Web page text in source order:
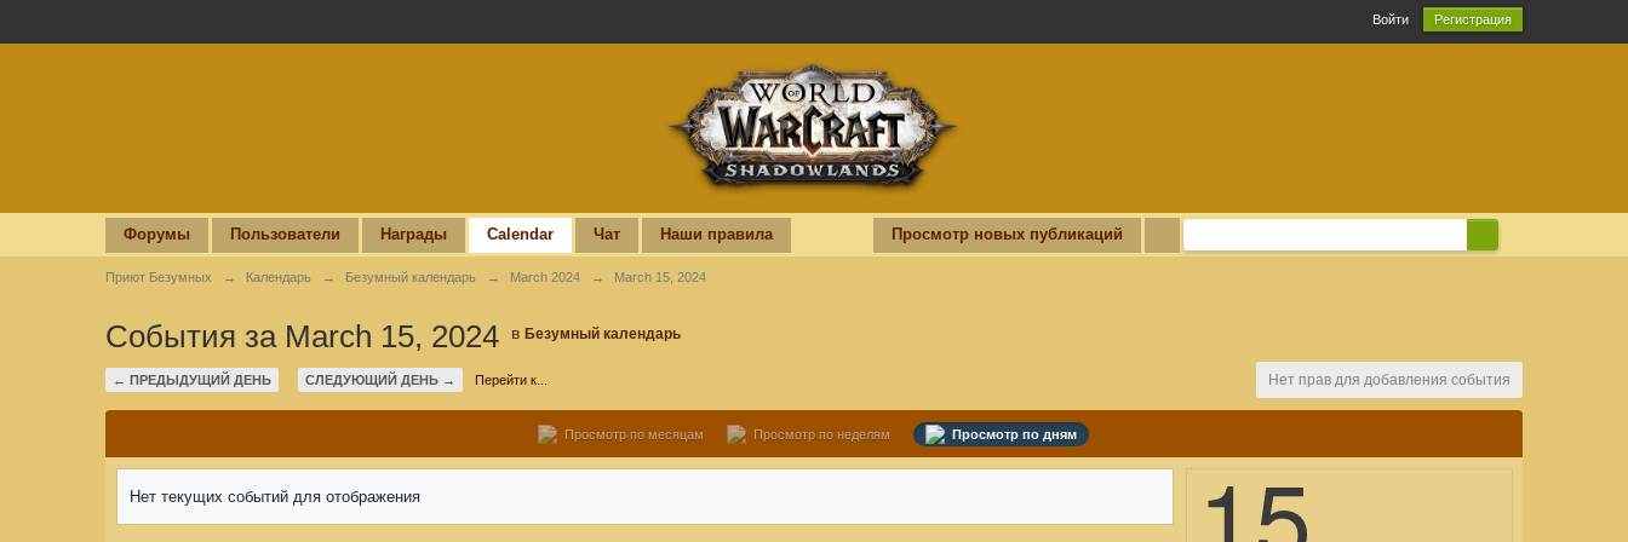
Войти Регистрация
Просмотр новых публикаций
Форумы Пользователи Награды Calendar Чат Наши правила
Приют Безумных → Календарь → Безумный календарь → March 2024 → March 15, 2024
События за March 15, 2024 вБезумный календарь
← ПРЕДЫДУЩИЙ ДЕНЬ СЛЕДУЮЩИЙ ДЕНЬ → Перейти к... Нет прав для добавления события
Просмотр по месяцам Просмотр по неделям Просмотр по дням
Нет текущих событий для отображения